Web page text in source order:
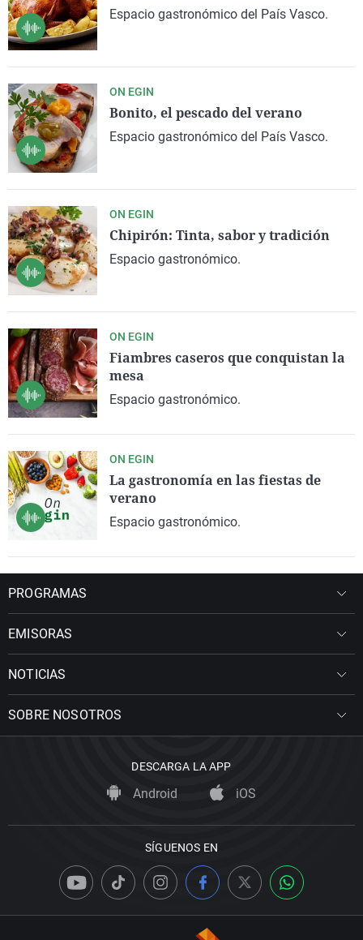
Espacio gastronómico del País Vasco.
ON EGIN
Bonito, el pescado del verano
Espacio gastronómico del País Vasco.
ON EGIN
Chipirón: Tinta, sabor y tradición
Espacio gastronómico.
ON EGIN
Fiambres caseros que conquistan la
mesa
Espacio gastronómico.
ON EGIN
La gastronomía en las fiestas de
verano
Espacio gastronómico.
PROGRAMAS
EMISORAS
NOTICIAS
SOBRE NOSOTROS
DESCARGA LA APP
Android iOS
SÍGUENOS EN